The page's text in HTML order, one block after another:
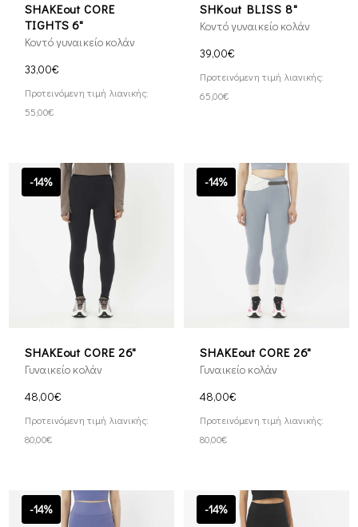
SHAKEout CORE
TIGHTS 6"
Κοντό γυναικείο κολάν
33,00€
Προτεινόμενη τιμή λιανικής:
55,00€
SHKout BLISS 8"
Κοντό γυναικείο κολάν
39,00€
Προτεινόμενη τιμή λιανικής:
65,00€
-14%
SHAKEout CORE 26"
Γυναικείο κολάν
48,00€
Προτεινόμενη τιμή λιανικής:
80,00€
-14%
SHAKEout CORE 26"
Γυναικείο κολάν
48,00€
Προτεινόμενη τιμή λιανικής:
80,00€
-14% -14%